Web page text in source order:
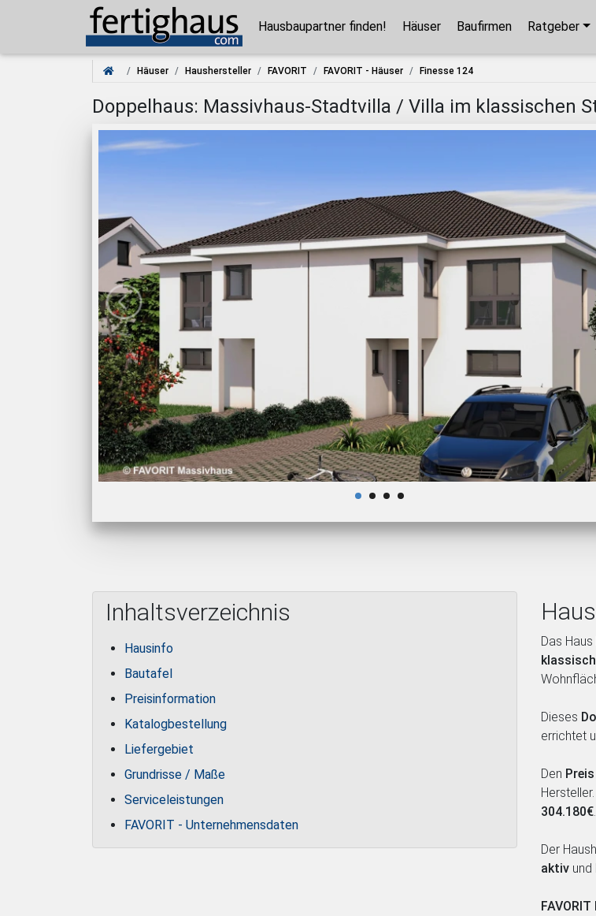
Hausbaupartner finden!
Mit wenigen Klicks hilft Ihnen
kostenlose Kataloge
zuverlässige Hersteller
Jetzt den Assistenten
Hausbaupartner finden! Häuser Baufirmen Ratgeber
Häuser Haushersteller FAVORIT FAVORIT - Häuser Finesse 124
Doppelhaus: Massivhaus-Stadtvilla / Villa im klassischen
Inhaltsverzeichnis
Hausinfo
Bautafel
Preisinformation
Katalogbestellung
Liefergebiet
Grundrisse / Maße
Serviceleistungen
FAVORIT - Unternehmensdaten
Das Haus
Dieses
errichtet
Den
304.180€
Der
aktiv und